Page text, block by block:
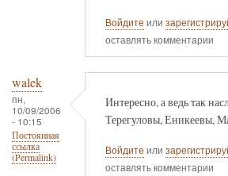
Войдите или
оставлять комментарии
walek
пн,
10/09/2006
- 10:15
Постоянная
ссылка
(Permalink)
Интересно, а ведь так
Терегуловы, Еникеевы,
Войдите или
оставлять комментарии